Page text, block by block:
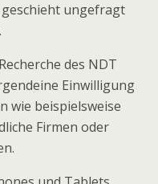
ungefragt
des NDT
Einwilligung
wie beispielsweise
Firmen oder